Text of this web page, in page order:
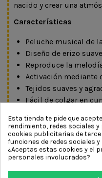
nacido y crear una
Características
Peluche musical de
Diseño de erizo
Reproduce la
Activación mediante
Tejidos suaves y
Fácil de colgar en
Ideal como regalo de
Bonito elemento
infantil.
Función pedagógica
Esta tienda te pide que
rendimiento, redes sociales
cookies publicitarias de
funciones de redes sociales
¿Aceptas estas cookies y el
personales involucrados?